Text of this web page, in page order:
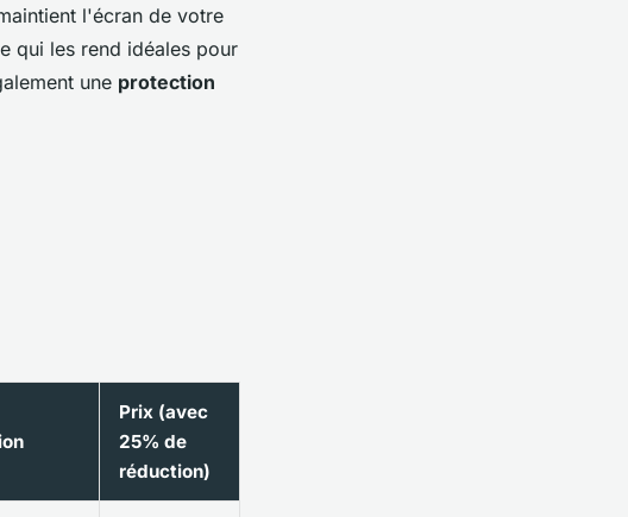
l'écran de votre
qui les rend idéales pour
une protection
Prix (avec
25% de
réduction)